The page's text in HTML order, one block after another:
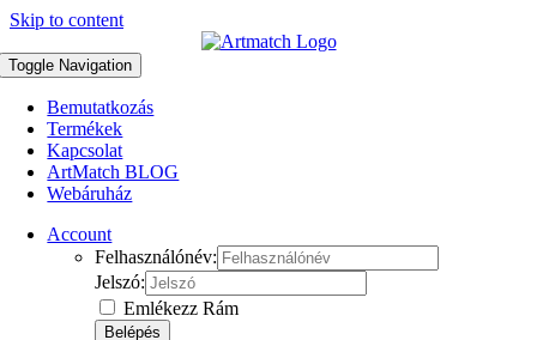
Skip to content
Toggle Navigation
Bemutatkozás
Termékek
Kapcsolat
ArtMatch BLOG
Webáruház
Account
Felhasználónév:
Jelszó:
Emlékezz Rám